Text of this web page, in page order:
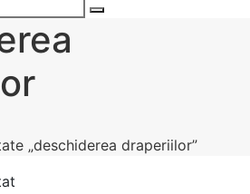
„deschiderea draperiilor”